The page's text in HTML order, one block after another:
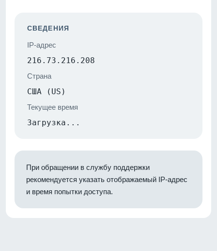
СВЕДЕНИЯ
IP-адрес
216.73.216.208
Страна
США (US)
Текущее время
Загрузка...
При обращении в службу поддержки
рекомендуется указать отображаемый IP-адрес
и время попытки доступа.